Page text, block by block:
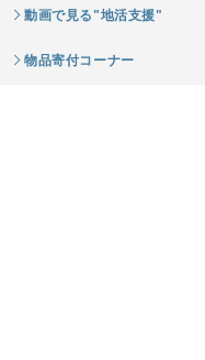
動画で見る"地活支援"
物品寄付コーナー